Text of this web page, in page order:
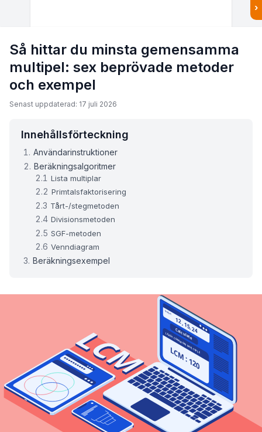
›
Så hittar du minsta gemensamma
multipel: sex beprövade metoder
och exempel
Senast uppdaterad: 17 juli 2026
Innehållsförteckning
Användarinstruktioner
Beräkningsalgoritmer
Lista multiplar
Primtalsfaktorisering
Tårt-/stegmetoden
Divisionsmetoden
SGF-metoden
Venndiagram
Beräkningsexempel